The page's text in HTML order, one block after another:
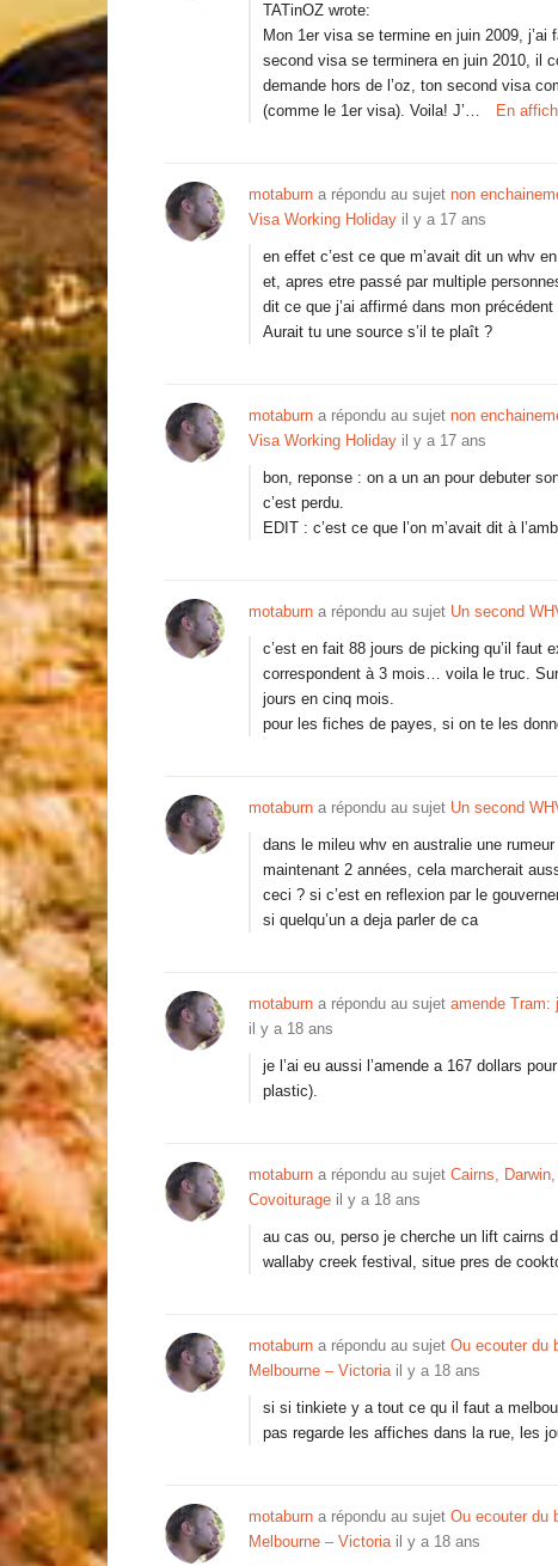
TATinOZ wrote:
Mon 1er visa se termine en juin 2009,
second visa se terminera en juin 2010, il
demande hors de l’oz, ton second visa
(comme le 1er visa). Voila! J’…
En
motaburn a répondu au sujet non
Visa Working Holiday il y a 17 ans
en effet c’est ce que m’avait dit un whv
et, apres etre passé par multiple
dit ce que j’ai affirmé dans mon
Aurait tu une source s’il te plaît ?
motaburn a répondu au sujet non
Visa Working Holiday il y a 17 ans
bon, reponse : on a un an pour debuter
c’est perdu.
EDIT : c’est ce que l’on m’avait dit à
motaburn a répondu au sujet Un second
c’est en fait 88 jours de picking qu’il faut
correspondent à 3 mois… voila le truc.
jours en cinq mois.
pour les fiches de payes, si on te les
motaburn a répondu au sujet Un second
dans le mileu whv en australie une
maintenant 2 années, cela marcherait
ceci ? si c’est en reflexion par le
si quelqu’un a deja parler de ca
motaburn a répondu au sujet amende Tram:
il y a 18 ans
je l’ai eu aussi l’amende a 167 dollars
plastic).
motaburn a répondu au sujet Cairns,
Covoiturage il y a 18 ans
au cas ou, perso je cherche un lift cairns
wallaby creek festival, situe pres de
motaburn a répondu au sujet Ou ecouter du
Melbourne – Victoria il y a 18 ans
si si tinkiete y a tout ce qu il faut a
pas regarde les affiches dans la rue, les
motaburn a répondu au sujet Ou ecouter du
Melbourne – Victoria il y a 18 ans